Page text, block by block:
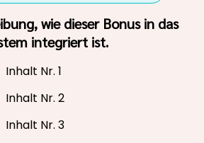
wie dieser Bonus in das
integriert ist.
Inhalt Nr. 1
Inhalt Nr. 2
Inhalt Nr. 3